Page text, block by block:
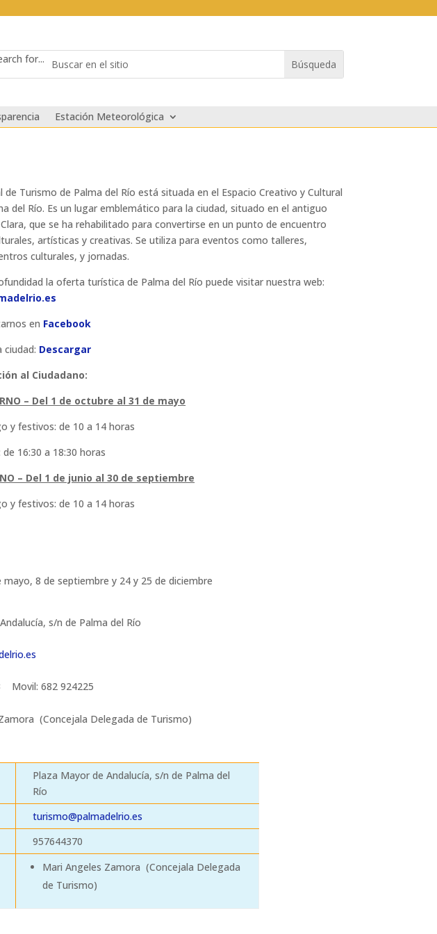
for...
Estación Meteorológica
de Turismo de Palma del Río está situada en el Espacio Creativo y Cultural
del Río. Es un lugar emblemático para la ciudad, situado en el antiguo
que se ha rehabilitado para convertirse en un punto de encuentro
artísticas y creativas. Se utiliza para eventos como talleres,
culturales, y jornadas.
la oferta turística de Palma del Río puede visitar nuestra web:
en Facebook
ciudad: Descargar
al Ciudadano:
– Del 1 de octubre al 31 de mayo
y festivos: de 10 a 14 horas
16:30 a 18:30 horas
– Del 1 de junio al 30 de septiembre
y festivos: de 10 a 14 horas
mayo, 8 de septiembre y 24 y 25 de diciembre
s/n de Palma del Río
Movil: 682 924225
(Concejala Delegada de Turismo)
Plaza Mayor de Andalucía, s/n de Palma del
Río
turismo@palmadelrio.es
957644370
Mari Angeles Zamora (Concejala Delegada
de Turismo)